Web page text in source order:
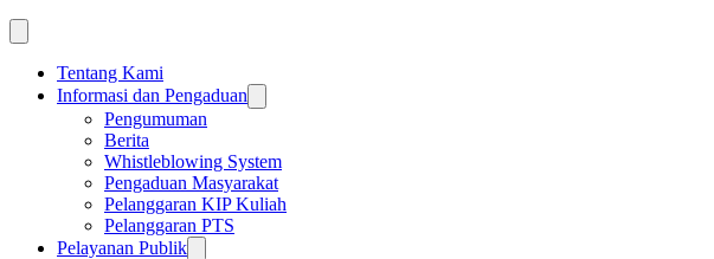
Tentang Kami
Informasi dan Pengaduan
Pengumuman
Berita
Whistleblowing System
Pengaduan Masyarakat
Pelanggaran KIP Kuliah
Pelanggaran PTS
Pelayanan Publik